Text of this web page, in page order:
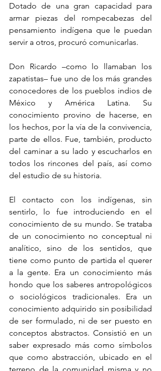
Dotado de una gran capacidad para
armar piezas del rompecabezas del
pensamiento indígena que le puedan
servir a otros, procuró comunicarlas.
Don Ricardo –como lo llamaban los
zapatistas– fue uno de los más grandes
conocedores de los pueblos indios de
México y América Latina. Su
conocimiento provino de hacerse, en
los hechos, por la vía de la convivencia,
parte de ellos. Fue, también, producto
del caminar a su lado y escucharlos en
todos los rincones del país, así como
del estudio de su historia.
El contacto con los indígenas, sin
sentirlo, lo fue introduciendo en el
conocimiento de su mundo. Se trataba
de un conocimiento no conceptual ni
analítico, sino de los sentidos, que
tiene como punto de partida el querer
a la gente. Era un conocimiento más
hondo que los saberes antropológicos
o sociológicos tradicionales. Era un
conocimiento adquirido sin posibilidad
de ser formulado, ni de ser puesto en
conceptos abstractos. Consistió en un
saber expresado más como símbolos
que como abstracción, ubicado en el